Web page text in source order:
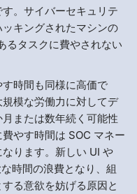
。サイバーセキュリテ
キングされたマシンの
るタスクに費やされない
時間も同様に高価で
模な労働力に対してデ
または数年続く可能性
やす時間は SOC マネー
ります。新しい UI や
時間の浪費となり、組
る意欲を妨げる原因と